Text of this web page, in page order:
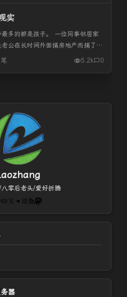
实
多的都是孩子。 一位同事邻居家
公在长时间外面搞房地产而搞了个
时经常打电话骚扰，孩子没出生时
5.2k 0
零后老头/爱好折腾
电子邮件 X Telegram
Instagram
RSS FeedMastodon
器